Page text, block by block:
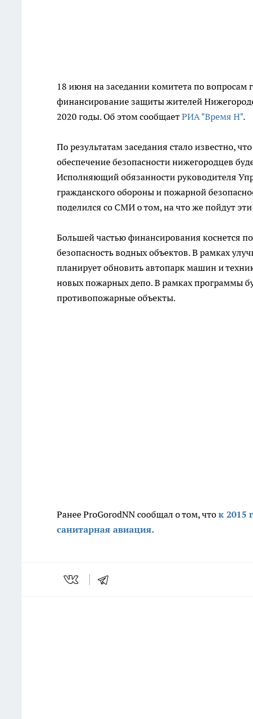
18 июня на заседании комитета по вопросам
финансирование защиты жителей
2020 годы. Об этом сообщаетРИА "Время Н".
По результатам заседания стало известно,
обеспечение безопасности нижегородцев
Исполняющий обязанности руководителя
гражданского обороны и пожарной
поделился со СМИ о том, на что же пойдут
Большей частью финансирования коснется
безопасность водных объектов. В рамках
планирует обновить автопарк машин и
новых пожарных депо. В рамках программы
противопожарные объекты.
Ранее ProGorodNN сообщал о том, чток 2015
санитарная авиация.